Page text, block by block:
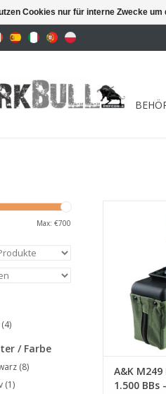
Max: €700
(4)
/ Farbe
(8)
(1)
ZUM
A&K
1.500 BBs
Cookies nur für interne Zwecke